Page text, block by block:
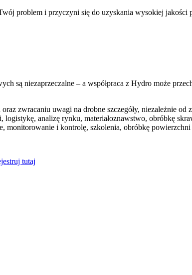
problem i przyczyni się do uzyskania wysokiej jakości
są niezaprzeczalne – a współpraca z Hydro może
zwracaniu uwagi na drobne szczegóły, niezależnie
analizę rynku, materiałoznawstwo, obróbkę
monitorowanie i kontrolę, szkolenia, obróbkę
tutaj